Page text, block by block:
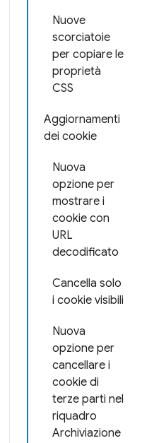
Nuove
scorciatoie
per copiare le
proprietà
CSS
Aggiornamenti
dei cookie
Nuova
opzione per
mostrare i
cookie con
URL
decodificato
Cancella solo
i cookie visibili
Nuova
opzione per
cancellare i
cookie di
terze parti nel
riquadro
Archiviazione